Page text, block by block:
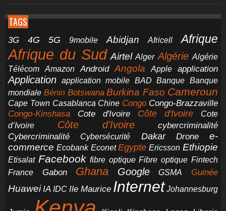
TAGS
3G 4G 5G 9mobile Abidjan Africell Afrique
Afrique du Sud Airtel Alger Algérie Algérie
Télécom
Amazon Android Angola Apple application
Application application mobile BAD Banque Banque
mondiale Bénin Botswana Burkina Faso Cameroun
Cape Town Casablanca Chine Congo Congo-Brazzaville
Congo-Kinshasa Cote d'Ivoire Côte d'Ivoire
Cote
d’Ivoire
Côte d’Ivoire
cybercriminalité
Cybercriminalité
Cybersécurité Dakar Drone
e-
commerce Ecobank Econet Egypte Ericsson Ethiopie
Etisalat Facebook fibre optique Fibre optique Fintech
France
Gabon Ghana Google GSMA Guinée
Huawei IA IDC Ile Maurice Internet Johannesburg